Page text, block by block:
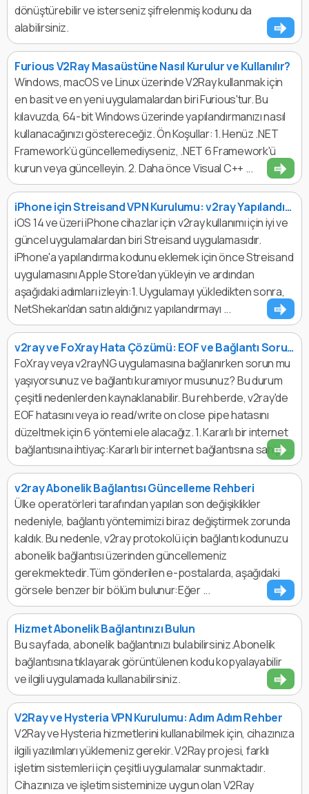
dönüştürebilir ve isterseniz şifrelenmiş kodunu da
alabilirsiniz.
Furious V2Ray Masaüstüne Nasıl Kurulur ve Kullanılır?
Windows, macOS ve Linux üzerinde V2Ray kullanmak için
en basit ve en yeni uygulamalardan biri Furious'tur. Bu
kılavuzda, 64-bit Windows üzerinde yapılandırmanızı nasıl
kullanacağınızı göstereceğiz. Ön Koşullar: 1. Henüz .NET
Framework’ü güncellemediyseniz, .NET 6 Framework'ü
kurun veya güncelleyin. 2. Daha önce Visual C++ ...
iPhone için Streisand VPN Kurulumu: v2ray Yapılandırması ile Hızlı Bağlantı
iOS 14 ve üzeri iPhone cihazlar için v2ray kullanımı için iyi ve
güncel uygulamalardan biri Streisand uygulamasıdır.
iPhone'a yapılandırma kodunu eklemek için önce Streisand
uygulamasını Apple Store'dan yükleyin ve ardından
aşağıdaki adımları izleyin:1. Uygulamayı yükledikten sonra,
NetShekan'dan satın aldığınız yapılandırmayı ...
v2ray ve FoXray Hata Çözümü: EOF ve Bağlantı Sorunları için 6 Yöntem
FoXray veya v2rayNG uygulamasına bağlanırken sorun mu
yaşıyorsunuz ve bağlantı kuramıyor musunuz? Bu durum
çeşitli nedenlerden kaynaklanabilir. Bu rehberde, v2ray'de
EOF hatasını veya io read/write on close pipe hatasını
düzeltmek için 6 yöntemi ele alacağız. 1. Kararlı bir internet
bağlantısına ihtiyaç:Kararlı bir internet bağlantısına sahip ...
v2ray Abonelik Bağlantısı Güncelleme Rehberi
Ülke operatörleri tarafından yapılan son değişiklikler
nedeniyle, bağlantı yöntemimizi biraz değiştirmek zorunda
kaldık. Bu nedenle, v2ray protokolü için bağlantı kodunuzu
abonelik bağlantısı üzerinden güncellemeniz
gerekmektedir.Tüm gönderilen e-postalarda, aşağıdaki
görsele benzer bir bölüm bulunur:Eğer ...
Hizmet Abonelik Bağlantınızı Bulun
Bu sayfada, abonelik bağlantınızı bulabilirsiniz.Abonelik
bağlantısına tıklayarak görüntülenen kodu kopyalayabilir
ve ilgili uygulamada kullanabilirsiniz.
V2Ray ve Hysteria VPN Kurulumu: Adım Adım Rehber
V2Ray ve Hysteria hizmetlerini kullanabilmek için, cihazınıza
ilgili yazılımları yüklemeniz gerekir. V2Ray projesi, farklı
işletim sistemleri için çeşitli uygulamalar sunmaktadır.
Cihazınıza ve işletim sisteminize uygun olan V2Ray